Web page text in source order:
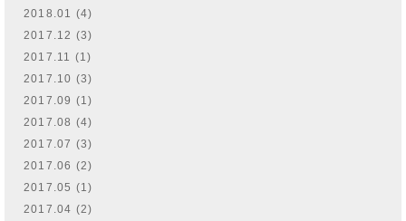
2018.01 (4)
2017.12 (3)
2017.11 (1)
2017.10 (3)
2017.09 (1)
2017.08 (4)
2017.07 (3)
2017.06 (2)
2017.05 (1)
2017.04 (2)